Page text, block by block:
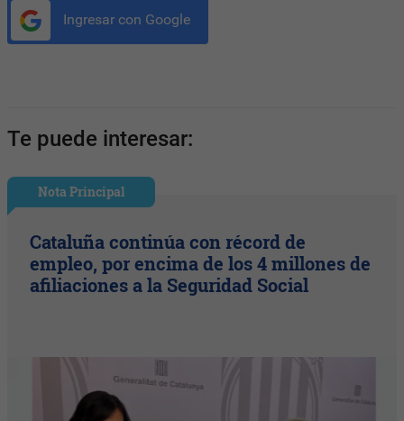
Ingresar con Google
Te puede interesar:
Nota Principal
Cataluña continúa con récord de
empleo, por encima de los 4 millones de
afiliaciones a la Seguridad Social